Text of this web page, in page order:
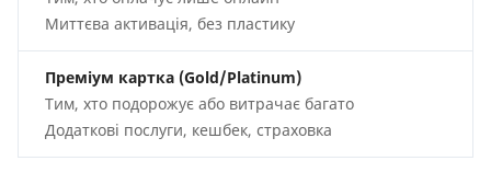
Миттєва активація, без пластику
Преміум картка (Gold/Platinum)
Тим, хто подорожує або витрачає багато
Додаткові послуги, кешбек, страховка